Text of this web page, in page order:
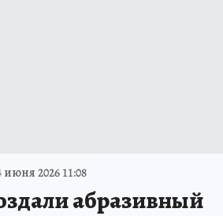
июня 2026 11:08
абразивный